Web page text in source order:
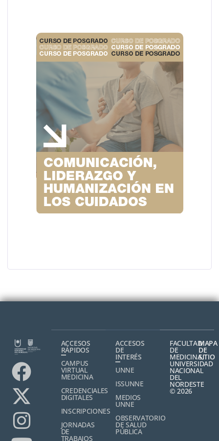
ACCESOS
RÁPIDOS
CAMPUS
VIRTUAL
MEDICINA
CREDENCIALES
DIGITALES
INSCRIPCIONES
JORNADAS
DE
TRABAJOS
ACCESOS
DE
INTERÉS
UNNE
ISSUNNE
MEDIOS
UNNE
OBSERVATORIO
DE SALUD
PÚBLICA
FACULTAD
DE
MEDICINA,
UNIVERSIDAD
NACIONAL
DEL
NORDESTE
© 2026
MAPA
DE
SITIO